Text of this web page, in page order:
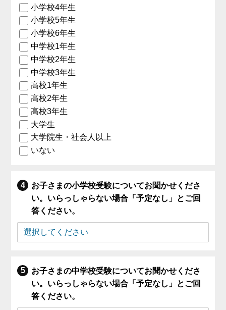
小学校4年生
小学校5年生
小学校6年生
中学校1年生
中学校2年生
中学校3年生
高校1年生
高校2年生
高校3年生
大学生
大学院生・社会人以上
いない
お子さまの小学校受験についてお聞かせくださ
い。いらっしゃらない場合「予定なし」とご回
答ください。
お子さまの中学校受験についてお聞かせくださ
い。いらっしゃらない場合「予定なし」とご回
答ください。